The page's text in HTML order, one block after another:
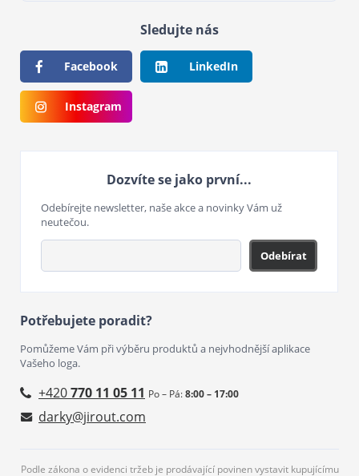
Sledujte nás
Facebook LinkedIn
Instagram
Dozvíte se jako první...
Odebírejte newsletter, naše akce a novinky Vám už
neutečou.
Odebírat
Potřebujete poradit?
Pomůžeme Vám při výběru produktů a nejvhodnější aplikace
Vašeho loga.
+420770 11 05 11 Po – Pá:8:00 – 17:00
darky@jirout.com
Podle zákona o evidenci tržeb je prodávající povinen vystavit kupujícímu